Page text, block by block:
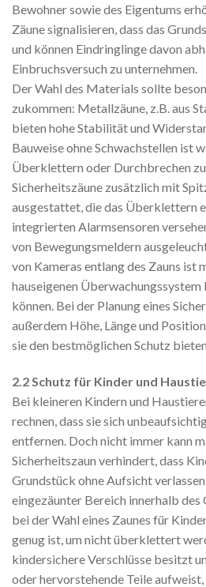
Bewohner sowie des Eigentums
Zäune signalisieren, dass das
und können Eindringlinge davon
Einbruchsversuch zu unternehmen.
Der Wahl des Materials sollte
zukommen: Metallzäune, z.B. aus
bieten hohe Stabilität und
Bauweise ohne Schwachstellen ist
Überklettern oder Durchbrechen
Sicherheitszäune zusätzlich mit
ausgestattet, die das Überklettern
integrierten Alarmsensoren
von Bewegungsmeldern
von Kameras entlang des Zauns ist
hauseigenen
können. Bei der Planung eines
außerdem Höhe, Länge und
sie den bestmöglichen Schutz
2.2 Schutz für Kinder und
Bei kleineren Kindern und
rechnen, dass sie sich
entfernen. Doch nicht immer kann
Sicherheitszaun verhindert, dass
Grundstück ohne Aufsicht
eingezäunter Bereich innerhalb
bei der Wahl eines Zaunes für
genug ist, um nicht überklettert
kindersichere Verschlüsse besitzt
oder hervorstehende Teile